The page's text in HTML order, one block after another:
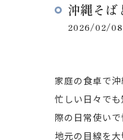
沖縄そば
2026/02/08
家庭の食卓で
忙しい日々で
際の日常使い
地元の目線を